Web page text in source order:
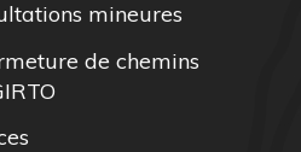
mineures
de chemins